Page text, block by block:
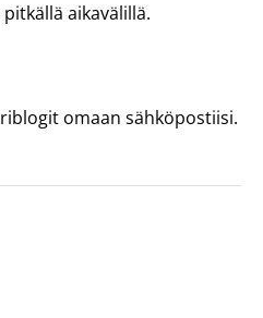
aikavälillä.
omaan sähköpostiisi.